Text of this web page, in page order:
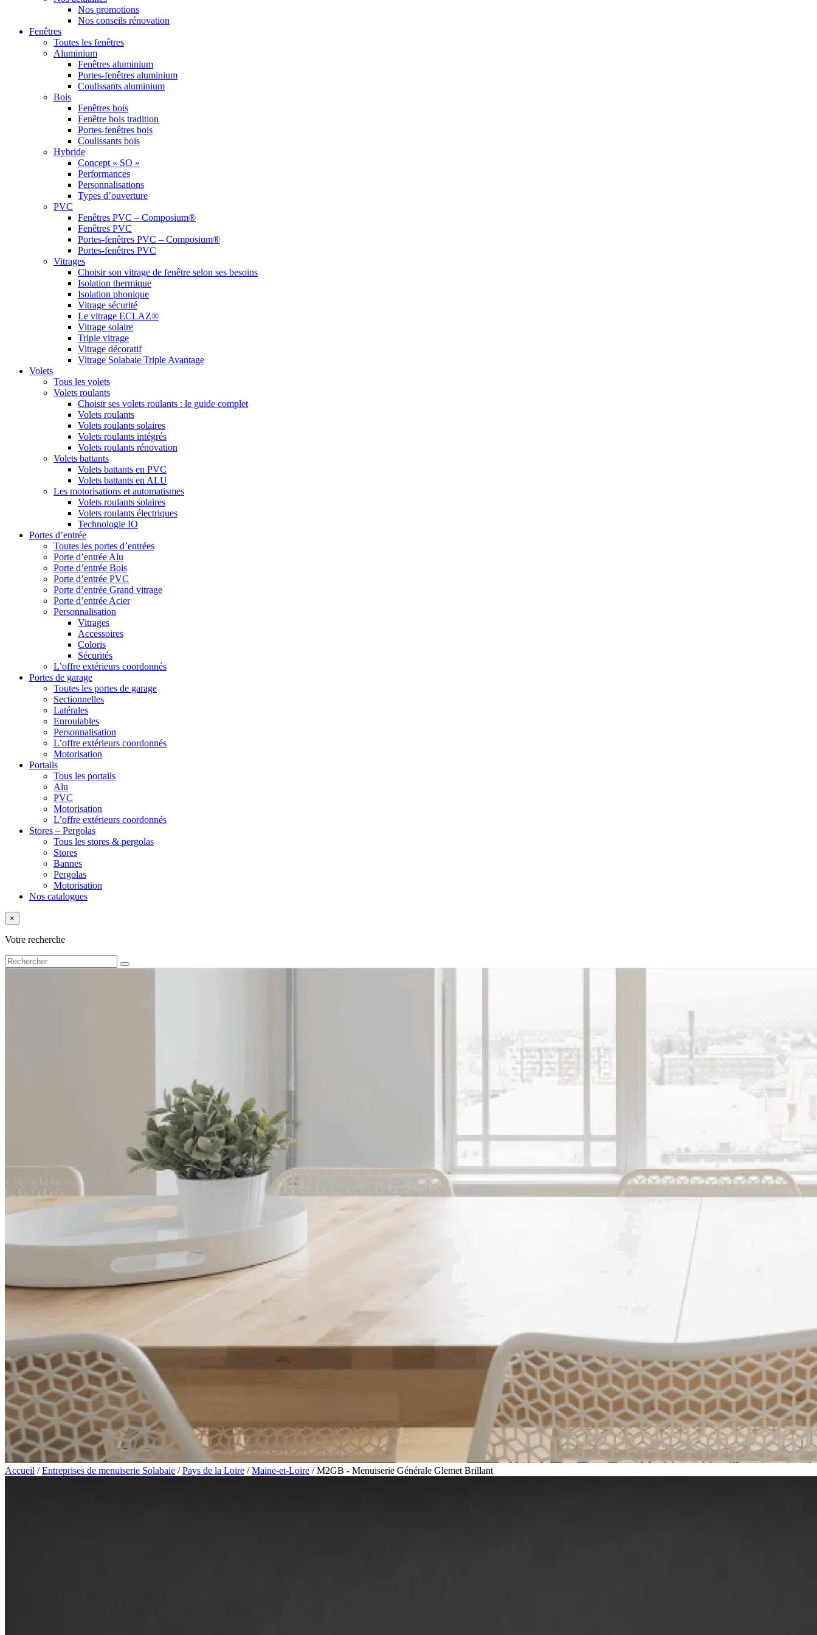
Nos promotions
Nos conseils rénovation
Fenêtres
Toutes les fenêtres
Aluminium
Fenêtres aluminium
Portes-fenêtres aluminium
Coulissants aluminium
Bois
Fenêtres bois
Fenêtre bois tradition
Portes-fenêtres bois
Coulissants bois
Hybride
Concept « SO »
Performances
Personnalisations
Types d’ouverture
PVC
Fenêtres PVC – Composium®
Fenêtres PVC
Portes-fenêtres PVC – Composium®
Portes-fenêtres PVC
Vitrages
Choisir son vitrage de fenêtre selon ses besoins
Isolation thermique
Isolation phonique
Vitrage sécurité
Le vitrage ECLAZ®
Vitrage solaire
Triple vitrage
Vitrage décoratif
Vitrage Solabaie Triple Avantage
Volets
Tous les volets
Volets roulants
Choisir ses volets roulants : le guide complet
Volets roulants
Volets roulants solaires
Volets roulants intégrés
Volets roulants rénovation
Volets battants
Volets battants en PVC
Volets battants en ALU
Les motorisations et automatismes
Volets roulants solaires
Volets roulants électriques
Technologie IO
Portes d’entrée
Toutes les portes d’entrées
Porte d’entrée Alu
Porte d’entrée Bois
Porte d’entrée PVC
Porte d’entrée Grand vitrage
Porte d’entrée Acier
Personnalisation
Vitrages
Accessoires
Coloris
Sécurités
L’offre extérieurs coordonnés
Portes de garage
Toutes les portes de garage
Sectionnelles
Latérales
Enroulables
Personnalisation
L’offre extérieurs coordonnés
Motorisation
Portails
Tous les portails
Alu
PVC
Motorisation
L’offre extérieurs coordonnés
Stores – Pergolas
Tous les stores & pergolas
Stores
Bannes
Pergolas
Motorisation
Nos catalogues
×
Votre recherche
Accueil /Entreprises de menuiserie Solabaie /Pays de la Loire /Maine-et-Loire /M2GB - Menuiserie Générale Glemet Brillant